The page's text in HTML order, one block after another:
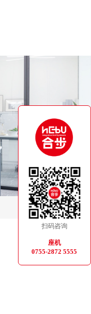
扫码咨询
座机
0755-2872 5555